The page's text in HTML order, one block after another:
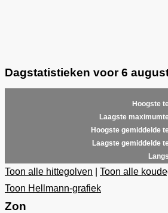
Dagstatistieken voor 6
Hoogste
Laagste
Hoogste gemiddelde
Laagste gemiddelde
Toon alle hittegolven
Toon alle
Toon Hellmann-grafiek
Zon